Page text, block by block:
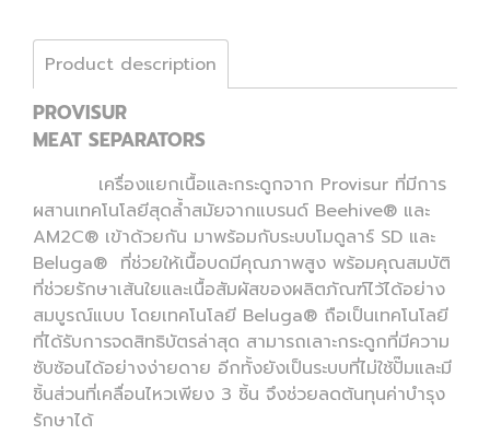
Product description
PROVISUR
MEAT SEPARATORS
เครื่องแยกเนื้อและกระดูกจาก Provisur ที่มีการ
ผสานเทคโนโลยีสุดล้ำสมัยจากแบรนด์ Beehive® และ
AM2C® เข้าด้วยกัน มาพร้อมกับระบบโมดูลาร์ SD และ
Beluga® ที่ช่วยให้เนื้อบดมีคุณภาพสูง พร้อมคุณสมบัติ
ที่ช่วยรักษาเส้นใยและเนื้อสัมผัสของผลิตภัณฑ์ไว้ได้อย่าง
สมบูรณ์แบบ โดยเทคโนโลยี Beluga® ถือเป็นเทคโนโลยี
ที่ได้รับการจดสิทธิบัตรล่าสุด สามารถเลาะกระดูกที่มีความ
ซับซ้อนได้อย่างง่ายดาย อีกทั้งยังเป็นระบบที่ไม่ใช้ปั๊มและมี
ชิ้นส่วนที่เคลื่อนไหวเพียง 3 ชิ้น จึงช่วยลดต้นทุนค่าบำรุง
รักษาได้